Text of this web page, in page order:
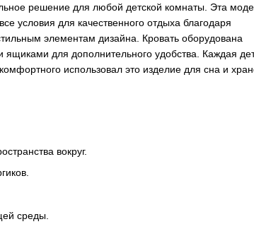
решение для любой детской комнаты. Эта
условия для качественного отдыха благодаря
элементам дизайна. Кровать оборудована
ящиками для дополнительного удобства. Каждая
использовал это изделие для сна и
вокруг.
среды.